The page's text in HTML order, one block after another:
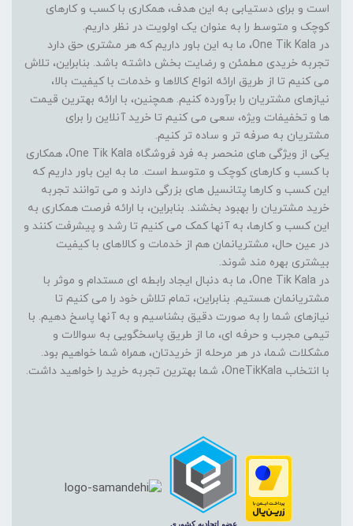
است و برای دستیابی به این هدف، همکاری با کسب و کارهای
کوچک و متوسط را به عنوان یک اولویت در نظر داریم.
در One Tik Kala، ما به این باور داریم که هر مشتری حق دارد
تجربه خریدی مطمئن و رضایت بخش داشته باشد. بنابراین، تلاش
می کنیم تا از طریق ارائه انواع کالاها و خدمات با کیفیت بالا،
نیازهای مشتریان را برآورده کنیم. همچنین، با ارائه بهترین قیمت
ها و تخفیفات ویژه، سعی می کنیم تا خرید آنلاین را برای
مشتریان به صرفه تر و ساده تر کنیم.
یکی از ویژگی های منحصر به فرد فروشگاه One Tik Kala، همکاری
با کسب و کارهای کوچک و متوسط است. ما به این باور داریم که
این کسب و کارها پتانسیل های بزرگی دارند و می توانند تجربه
خرید مشتریان را بهبود بخشند. بنابراین، با ارائه فرصت همکاری به
این کسب و کارها، به آنها کمک می کنیم تا رشد و پیشرفت کنند و
در عین حال، مشتریانمان هم از خدمات و کالاهای با کیفیت
بیشتری بهره مند شوند.
در One Tik Kala، ما به دنبال ایجاد رابطه ای مستدام و موثر با
مشتریانمان هستیم. بنابراین، تمام تلاش خود را می کنیم تا
نیازهای شما را به صورت دقیق بشناسیم و به آنها پاسخ دهیم. با
تیمی مجرب و حرفه ای، ما از طریق پاسخگویی به سوالات و
مشکلات شما، در هر مرحله از خریدتان، همراه شما خواهیم بود.
با انتخاب OneTikKala، شما بهترین تجربه خرید را خواهید داشت.